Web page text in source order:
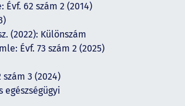
Évf. 62 szám 2 (2014)
(2022): Különszám
Évf. 73 szám 2 (2025)
szám 3 (2024)